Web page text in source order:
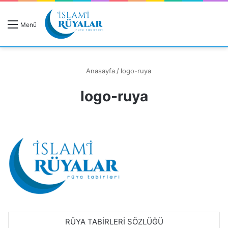
Menü
Anasayfa / logo-ruya
logo-ruya
RÜYA TABİRLERİ SÖZLÜĞÜ